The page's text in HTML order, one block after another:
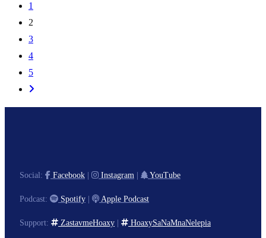
1
2
3
4
5
Social: Facebook Instagram YouTube
Podcast: Spotify Apple Podcast
Support: ZastavmeHoaxy HoaxySaNaMnaNelepia